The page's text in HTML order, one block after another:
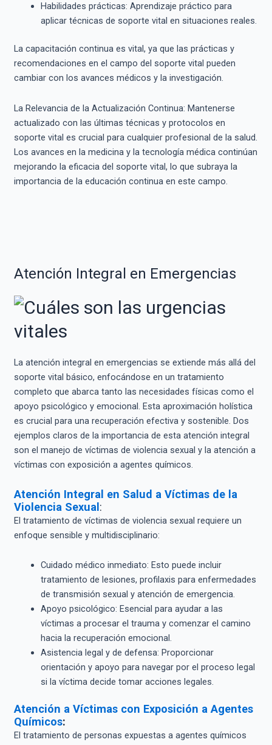
Habilidades prácticas: Aprendizaje práctico para
aplicar técnicas de soporte vital en situaciones reales.
La capacitación continua es vital, ya que las prácticas y
recomendaciones en el campo del soporte vital pueden
cambiar con los avances médicos y la investigación.
La Relevancia de la Actualización Continua: Mantenerse
actualizado con las últimas técnicas y protocolos en
soporte vital es crucial para cualquier profesional de la salud.
Los avances en la medicina y la tecnología médica continúan
mejorando la eficacia del soporte vital, lo que subraya la
importancia de la educación continua en este campo.
Atención Integral en Emergencias
La atención integral en emergencias se extiende más allá del
soporte vital básico, enfocándose en un tratamiento
completo que abarca tanto las necesidades físicas como el
apoyo psicológico y emocional. Esta aproximación holística
es crucial para una recuperación efectiva y sostenible. Dos
ejemplos claros de la importancia de esta atención integral
son el manejo de víctimas de violencia sexual y la atención a
víctimas con exposición a agentes químicos.
Atención Integral en Salud a Víctimas de la
Violencia Sexual:
El tratamiento de víctimas de violencia sexual requiere un
enfoque sensible y multidisciplinario:
Cuidado médico inmediato: Esto puede incluir
tratamiento de lesiones, profilaxis para enfermedades
de transmisión sexual y atención de emergencia.
Apoyo psicológico: Esencial para ayudar a las
víctimas a procesar el trauma y comenzar el camino
hacia la recuperación emocional.
Asistencia legal y de defensa: Proporcionar
orientación y apoyo para navegar por el proceso legal
si la víctima decide tomar acciones legales.
Atención a Víctimas con Exposición a Agentes
Químicos:
El tratamiento de personas expuestas a agentes químicos